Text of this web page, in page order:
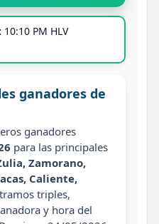
10:10 PM HLV
ganadores de
ganadores
para las principales
Zamorano,
Caliente,
triples,
y hora del